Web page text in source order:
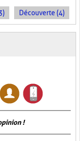
Découverte (4)
!